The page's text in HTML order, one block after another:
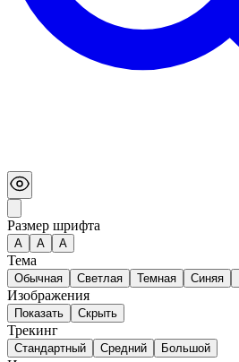
Размер шрифта
А A A
Тема
Обычная Светлая Темная Синяя
Изображения
Показать Скрыть
Трекинг
Стандартный Средний Большой